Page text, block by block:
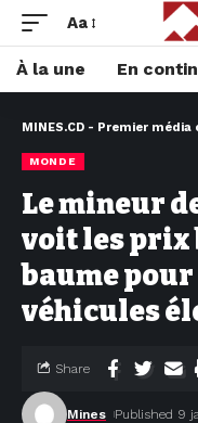
Aa
À la une En
MINES.CD - Premier
MONDE
Le mineur
voit les prix
baume
véhicules
Mines Published 9
Share